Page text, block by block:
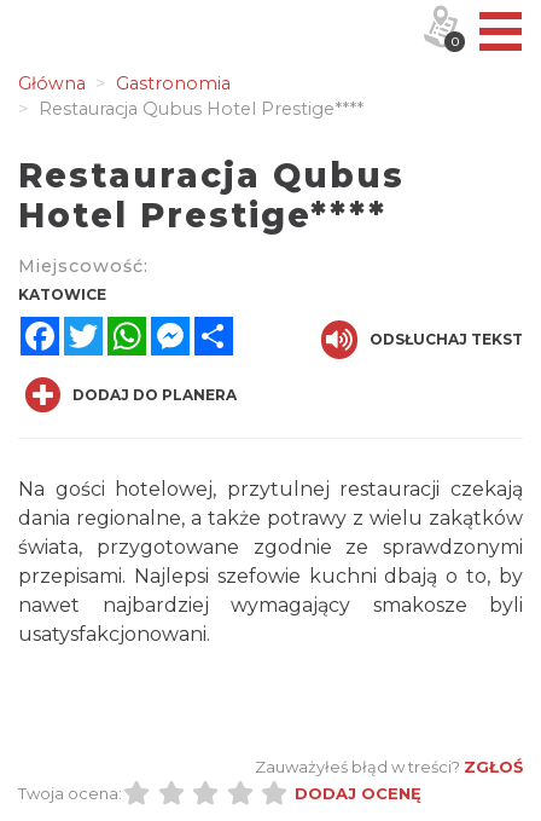
Główna
Gastronomia
Restauracja Qubus Hotel Prestige****
Restauracja Qubus
Hotel Prestige****
Miejscowość:
KATOWICE
FacebookTwitterWhatsAppMessenger
ODSŁUCHAJ TEKST
DODAJ DO PLANERA
Na gości hotelowej, przytulnej restauracji czekają
dania regionalne, a także potrawy z wielu zakątków
świata, przygotowane zgodnie ze sprawdzonymi
przepisami. Najlepsi szefowie kuchni dbają o to, by
nawet najbardziej wymagający smakosze byli
usatysfakcjonowani.
Zauważyłeś błąd w treści? ZGŁOŚ
Twoja ocena:
DODAJ OCENĘ
0